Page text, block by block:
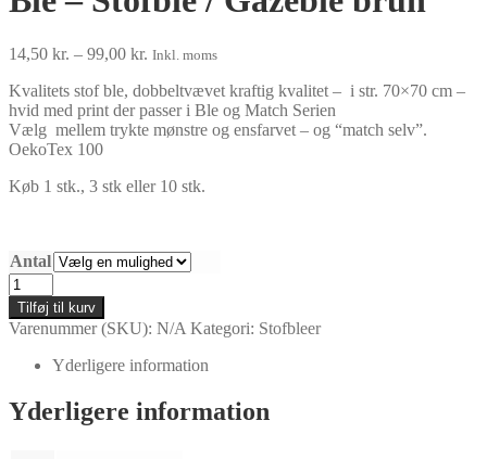
14,50 kr. – 99,00 kr. Prisinterval:
til
99,00 kr.
Inkl. moms
Kvalitets stof ble, dobbeltvævet kraftig kvalitet – i str. 70×70 cm –
hvid med print der passer i Ble og Match Serien
Vælg mellem trykte mønstre og ensfarvet – og “match selv”.
OekoTex 100
Køb 1 stk., 3 stk eller 10 stk.
Antal
Ble
-
Stofble
Gazeble
antal
Tilføj til kurv
Varenummer (SKU): N/A Kategori: Stofbleer
Yderligere information
Yderligere information